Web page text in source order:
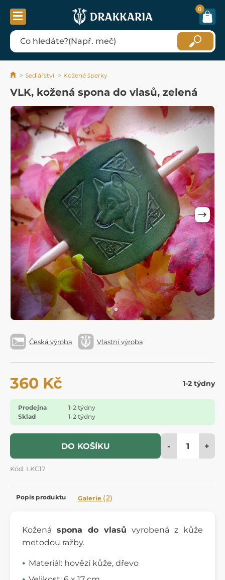
0
Sedlářství Kožené šperky
VLK, kožená spona do vlasů, zelená
Česká výroba Vlastní výroba
360 Kč 1-2 týdny
Prodejna
1-2 týdny
Sklad
1-2 týdny
DO KOŠÍKU - +
Kód: LKC17
Popis produktu Galerie (2)
Kožená spona do vlasů vyrobená z kůže
metodou ražby.
Materiál: hovězí kůže, dřevo